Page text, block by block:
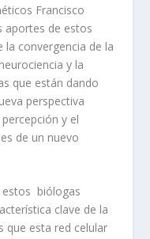
Francisco
aportes de estos
convergencia de la
y la
que están dando
perspectiva
y el
de un nuevo
estos biólogas
clave de la
que esta red celular